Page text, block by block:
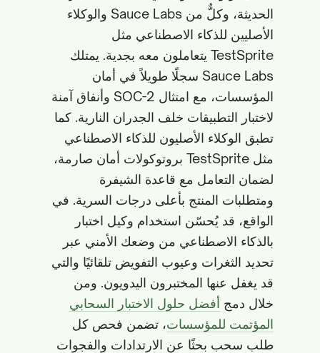
الحديثة، وكلٌّ من Sauce Labs والوكلاء
الأصليين للذكاء الاصطناعي مثل
TestSprite يتعاملون معه بجدية. يمتلك
Sauce Labs سجلًا طويلاً في أمان
المؤسسات، مع امتثال SOC-2 وأنفاق آمنة
لاختبار التطبيقات خلف الجدران النارية. كما
تطبق الوكلاء الأصليون للذكاء الاصطناعي
مثل TestSprite بروتوكولات أمان صارمة،
لضمان التعامل مع قاعدة الشيفرة
ومتطلبات المنتج بأعلى درجات السرية. في
الواقع، قد يُحسّن استخدام وكيل اختبار
بالذكاء الاصطناعي من وضعك الأمني عبر
تحديد الثغرات وعيوب التفويض تلقائيًا والتي
قد يغفل عنها المختبرون اليدويون. ومن
خلال دمج أفضل حلول الاختبار السحابي
المؤتمت للمؤسسات، تضمن فحص كل
طلب سحب بحثًا عن الارتدادات والفجوات